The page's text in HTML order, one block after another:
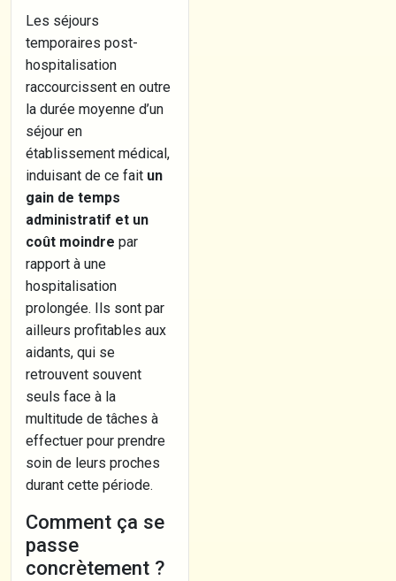
Les séjours
temporaires post-
hospitalisation
raccourcissent en outre
la durée moyenne d’un
séjour en
établissement médical,
induisant de ce fait un
gain de temps
administratif et un
coût moindre par
rapport à une
hospitalisation
prolongée. Ils sont par
ailleurs profitables aux
aidants, qui se
retrouvent souvent
seuls face à la
multitude de tâches à
effectuer pour prendre
soin de leurs proches
durant cette période.
Comment ça se
passe
concrètement ?